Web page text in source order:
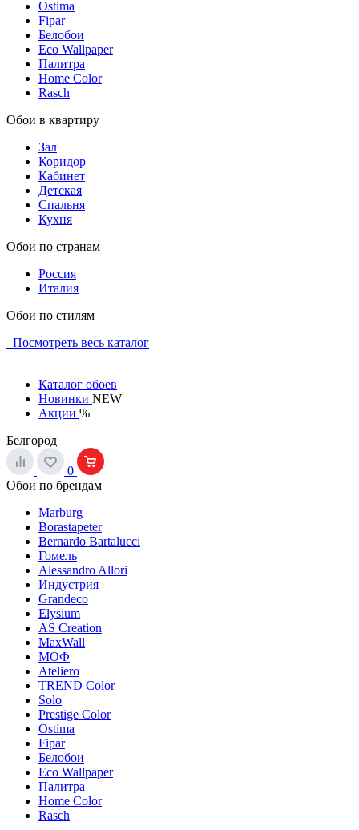
Ostima
Fipar
Белобои
Eco Wallpaper
Палитра
Home Color
Rasch
Обои в квартиру
Зал
Коридор
Кабинет
Детская
Спальня
Кухня
Обои по странам
Россия
Италия
Обои по стилям
Посмотреть весь каталог
Каталог обоев
Новинки NEW
Акции %
Белгород
0
Обои по брендам
Marburg
Borastapeter
Bernardo Bartalucci
Гомель
Alessandro Allori
Индустрия
Grandeco
Elysium
AS Creation
MaxWall
МОФ
Ateliero
TREND Color
Solo
Prestige Color
Ostima
Fipar
Белобои
Eco Wallpaper
Палитра
Home Color
Rasch